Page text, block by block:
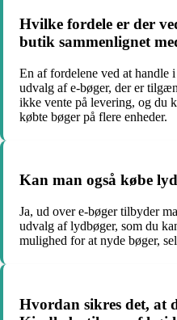
Hvilke fordele er der
butik sammenlignet
En af fordelene ved at handle
udvalg af e-bøger, der er
ikke vente på levering, og du
købte bøger på flere enheder.
Kan man også købe
Ja, ud over e-bøger tilbyder
udvalg af lydbøger, som du
mulighed for at nyde bøger,
Hvordan sikres det, at